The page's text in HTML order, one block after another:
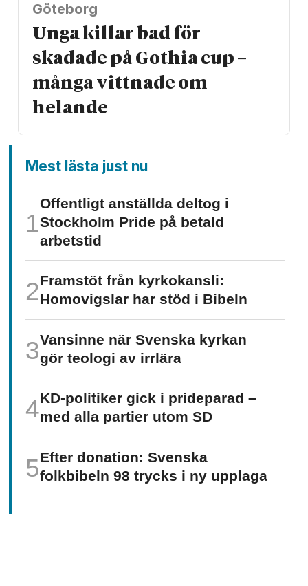
Göteborg
Unga killar bad för
skadade på Gothia cup –
många vittnade om
helande
Mest lästa just nu
Offentligt anställda deltog i
Stockholm Pride på betald
arbetstid
Framstöt från kyrkokansli:
Homo­vigslar har stöd i Bibeln
Vansinne när Svenska kyrkan
gör teologi av irrlära
KD-politiker gick i prideparad –
med alla partier utom SD
Efter donation: Svenska
folkbibeln 98 trycks i ny upplaga